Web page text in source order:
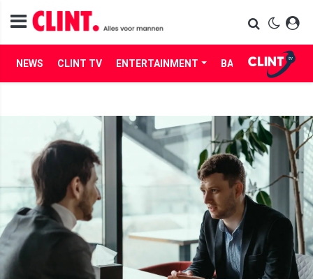
NEWS CLINT TV ENTERTAINMENT BABES LIFE